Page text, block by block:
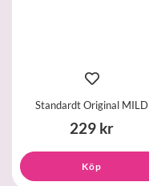
Standardt Original MILD
229 kr
Köp